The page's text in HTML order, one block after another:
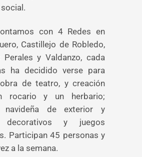
con 4 Redes en
Castillejo de Robledo,
y Valdanzo, cada
ha decidido verse para
de teatro, y creación
rocario y un herbario;
navideña de exterior y
decorativos y juegos
Participan 45 personas y
a la semana.